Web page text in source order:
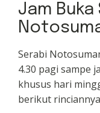
Jam Buka
Serabi
4.30 pagi sampe
khusus hari
berikut